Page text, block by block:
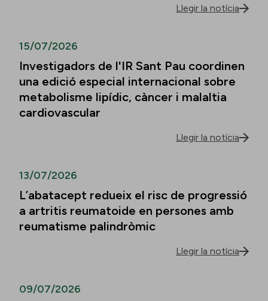
Llegir la notícia
15/07/2026
Investigadors de l'IR Sant Pau coordinen
una edició especial internacional sobre
metabolisme lipídic, càncer i malaltia
cardiovascular
Llegir la notícia
13/07/2026
L’abatacept redueix el risc de progressió
a artritis reumatoide en persones amb
reumatisme palindròmic
Llegir la notícia
09/07/2026